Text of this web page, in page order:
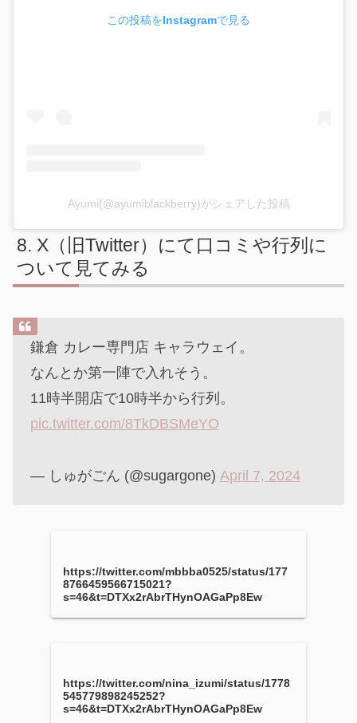
この投稿をInstagramで見る
Ayumi(@ayumiblackberry)がシェアした投稿
X（旧Twitter）にて口コミや行列に
ついて見てみる
鎌倉 カレー専門店 キャラウェイ。
なんとか第一陣で入れそう。
11時半開店で10時半から行列。
pic.twitter.com/8TkDBSMeYO
— しゅがごん (@sugargone) April 7, 2024
https://twitter.com/mbbba0525/status/177
8766459566715021?
s=46&t=DTXx2rAbrTHynOAGaPp8Ew
https://twitter.com/nina_izumi/status/1778
545779898245252?
s=46&t=DTXx2rAbrTHynOAGaPp8Ew